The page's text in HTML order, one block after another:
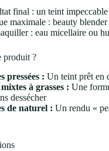
final : un teint
maximale : beauty
: eau micellaire ou
produit ?
pressées : Un teint prêt en
à grasses : Une
dessécher
de naturel : Un rendu «